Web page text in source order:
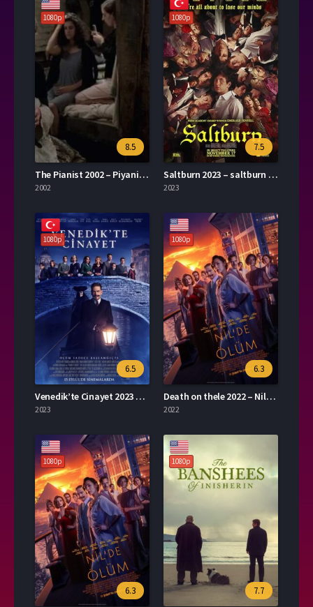
1080p
8.5
The Pianist 2002 – Piyanist 1080p Turkce Altyazi izle
2002
1080p
7.5
Saltburn 2023 – saltburn 1080p Turkce Dublaj izle
2023
1080p
6.5
Venedik’te Cinayet 2023 – A Haunting in Venice 1080p Turkce Dublaj izle
2023
1080p
6.3
Death on thele 2022 – Nil\’de Ölüm 1080p Turkce Altyazi izle
2022
1080p
6.3
1080p
7.7